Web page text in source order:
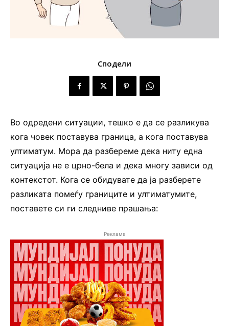
Сподели
Во одредени ситуации, тешко е да се разликува
кога човек поставува граница, а кога поставува
ултиматум. Мора да разбереме дека ниту една
ситуација не е црно-бела и дека многу зависи од
контекстот. Кога се обидувате да ја разберете
разликата помеѓу границите и ултиматумите,
поставете си ги следниве прашања:
Реклама